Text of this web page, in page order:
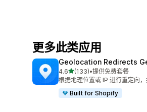
更多此类应用
Geolocation Redirects
4.6星（满分 5 星）
(133)
总共 133 条评论
•提供免费套餐
根据地理位置或 IP 进行重定向
Built for Shopify